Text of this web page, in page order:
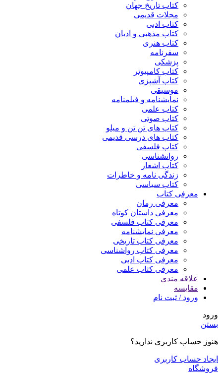
کتاب تاریخ جهان
مجلات قدیمی
کتاب ادبی
کتاب مذهبی و ادیان
کتاب هنری
سفرنامه
پزشکی
کتاب کامپیوتر
کتاب آشپزی
موسیقی
نمایشنامه و فیلمنامه
کتاب علمی
کتاب صوتی
کتاب های تن تن و میلو
کتاب های درسی قدیمی
کتاب فلسفی
روانشناسی
کتاب اشعار
زندگی نامه و خاطرات
کتاب سیاسی
معرفی کتاب
معرفی رمان
معرفی داستان کوتاه
معرفی کتاب فلسفی
معرفی نمایشنامه
معرفی کتاب تاریخی
معرفی کتاب رواشناسی
معرفی کتاب ادبی
معرفی کتاب علمی
علاقه مندی
مقایسه
ورود / ثبت نام
ورود
بستن
هنوز حساب کاربری ندارید؟
ایجاد حساب کاربری
فروشگاه